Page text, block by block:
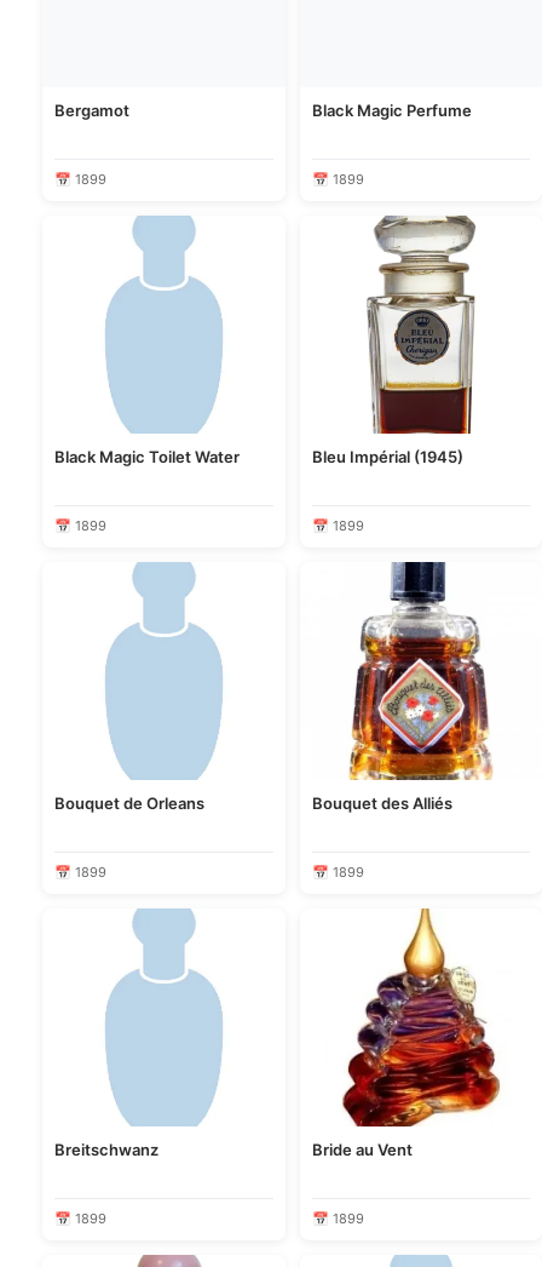
Bergamot
📅 1899
Black Magic Perfume
📅 1899
Black Magic Toilet Water
📅 1899
Bleu Impérial (1945)
📅 1899
Bouquet de Orleans
📅 1899
Bouquet des Alliés
📅 1899
Breitschwanz
📅 1899
Bride au Vent
📅 1899